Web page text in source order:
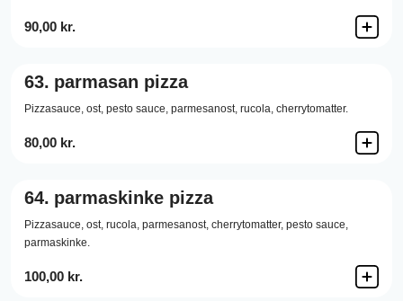
90,00 kr.
63. parmasan pizza
Pizzasauce, ost, pesto sauce, parmesanost, rucola, cherrytomatter.
80,00 kr.
64. parmaskinke pizza
Pizzasauce, ost, rucola, parmesanost, cherrytomatter, pesto sauce,
parmaskinke.
100,00 kr.